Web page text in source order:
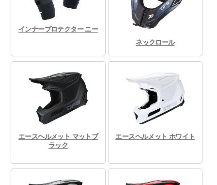
インナープロテクター ニー
ネックロール
エースヘルメット マットブ
ラック
エースヘルメット ホワイト